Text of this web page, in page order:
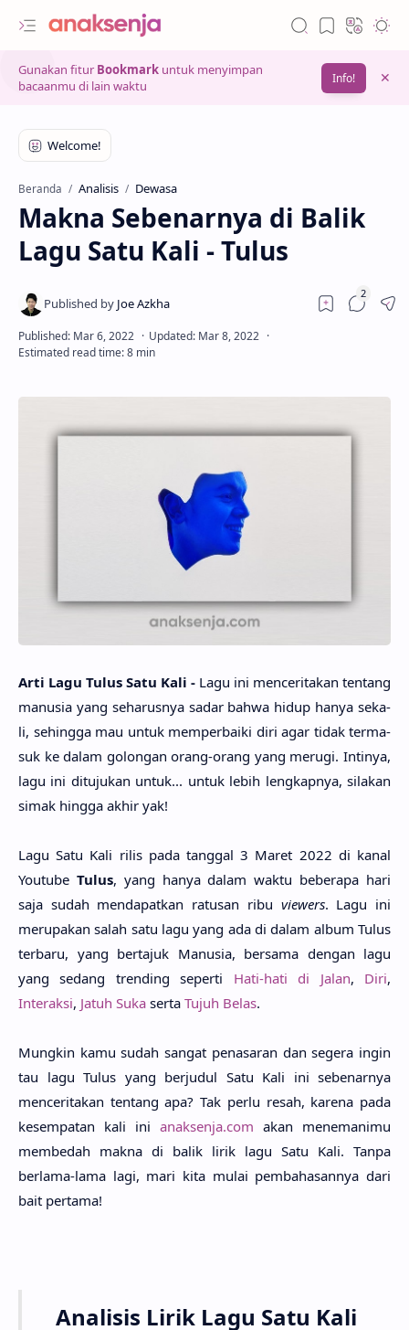
Gunakan fitur Bookmark untuk menyimpan
bacaanmu di lain waktu
Info!
Beranda Analisis Dewasa
Makna Sebenarnya di Balik
Lagu Satu Kali - Tulus
Arti Lagu Tulus Satu Kali - Lagu ini mencerita­kan ten­tang
manu­sia yang seharus­nya sadar bahwa hidup hanya seka­
li, sehing­ga mau untuk memperbai­ki diri agar tidak terma­
suk ke dalam golo­ngan orang-orang yang meru­gi. Inti­nya,
lagu ini dituju­kan untuk... untuk lebih lengkap­nya, sila­kan
simak hing­ga akhir yak!
Lagu Satu Kali rilis pada tanggal 3 Maret 2022 di kanal
Youtube Tulus, yang hanya dalam waktu beberapa hari
saja sudah mendapatkan ratusan ribu viewers. Lagu ini
merupakan salah satu lagu yang ada di dalam album Tulus
terbaru, yang bertajuk Manusia, bersama dengan lagu
yang sedang trending seperti Hati-hati di Jalan, Diri,
Interaksi, Jatuh Suka serta Tujuh Belas.
Mungkin kamu sudah sangat penasaran dan segera ingin
tau lagu Tulus yang berjudul Satu Kali ini sebenarnya
menceritakan tentang apa? Tak perlu resah, karena pada
kesempatan kali ini anaksenja.com akan menemanimu
membedah makna di balik lirik lagu Satu Kali. Tanpa
berlama-lama lagi, mari kita mulai pembahasannya dari
bait pertama!
Anali­sis Lirik Lagu Satu Kali